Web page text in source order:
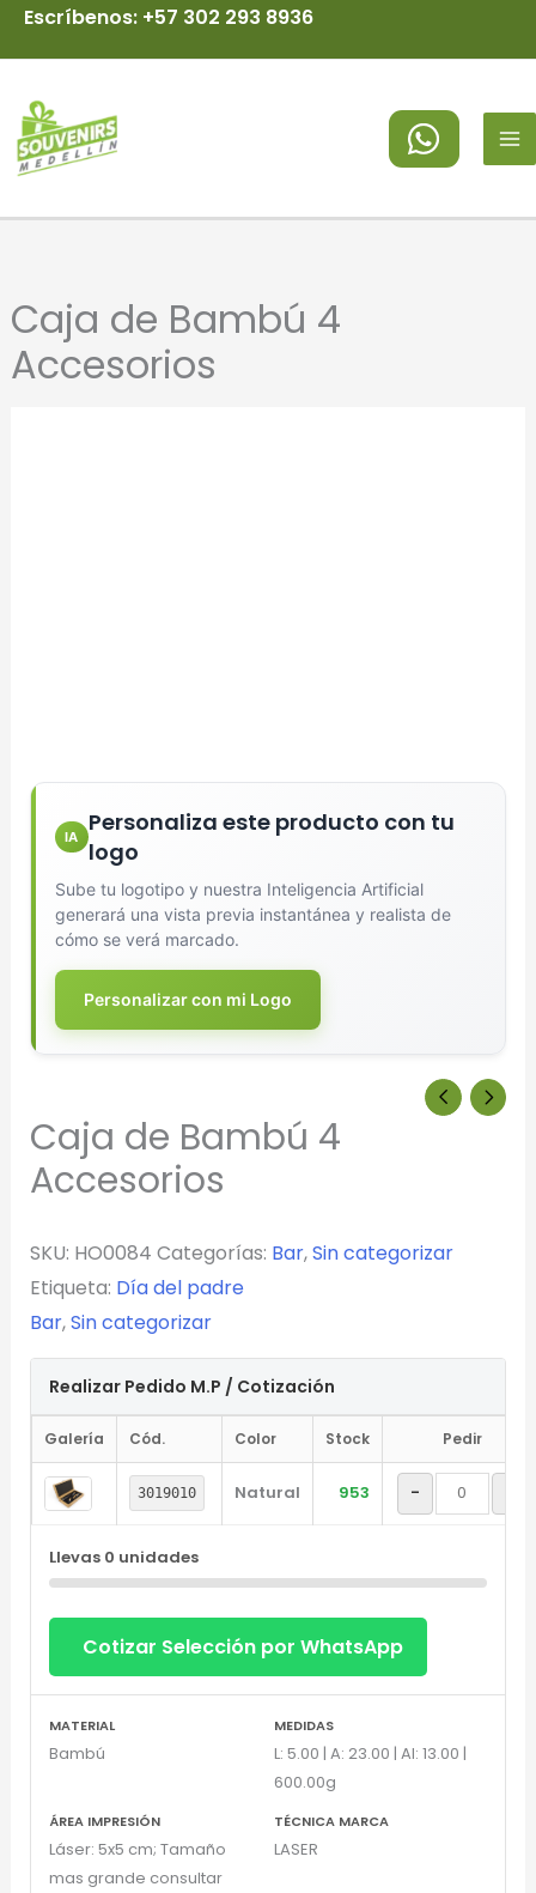
Escríbenos: +57 302 293 8936
Caja de Bambú 4
Accesorios
IA
Personaliza este producto con tu
logo
Sube tu logotipo y nuestra Inteligencia Artificial
generará una vista previa instantánea y realista de
cómo se verá marcado.
Personalizar con mi Logo
Diseñador de Vistas Previas
con IA
Arrastra y suelta tu logotipo aquí
o haz clic para explorar tus archivos
Caja de Bambú 4
Accesorios
SKU: HO0084 Categorías: Bar,Sin categorizar
Etiqueta: Día del padre
Bar,Sin categorizar
Realizar Pedido M.P / Cotización
Galería Cód. Color Stock Pedir
3019010 Natural 953 -
Llevas 0 unidades
Cotizar Selección por WhatsApp
MATERIAL
Bambú
MEDIDAS
L: 5.00 | A: 23.00 | Al: 13.00 |
600.00g
ÁREA IMPRESIÓN
Láser: 5x5 cm; Tamaño
mas grande consultar
TÉCNICA MARCA
LASER